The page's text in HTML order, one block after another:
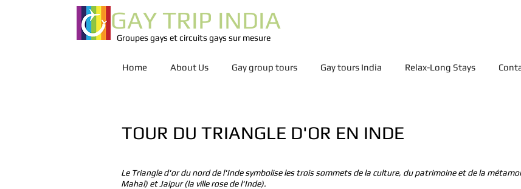
GAY TRIP INDIA
Groupes gays et circuits gays sur mesure
Home About Us Gay group tours Gay tours India Relax-Long Stays
TOUR DU TRIANGLE D'OR EN INDE
Le Triangle d'or du nord de l'Inde symbolise les trois sommets de la culture, du patrimoine et de la
Mahal) et Jaipur (la ville rose de l'Inde).
Old Delhi Tour
Old Delhi walking tours by Gay travel India